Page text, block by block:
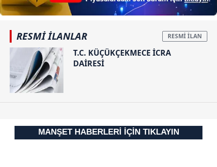
ilgili mevzuata uygun olarak kullanılan çerezlerle ilgili bilgi
almak için lütfentıklayınız.
RESMİ İLANLAR
T.C. KÜÇÜKÇEKMECE İCRA
DAİRESİ
MANŞET HABERLERİ İÇİN TIKLAYIN